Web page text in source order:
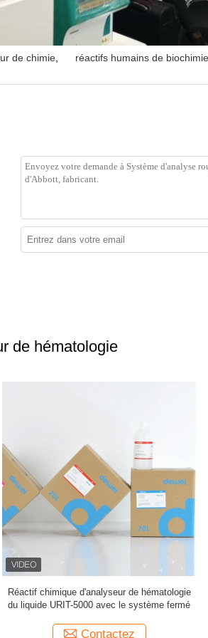
de chimie réactifs humains de biochimie
de hématologie
haute
Système d'analyse rouge de
d'analyseur de la hématologie